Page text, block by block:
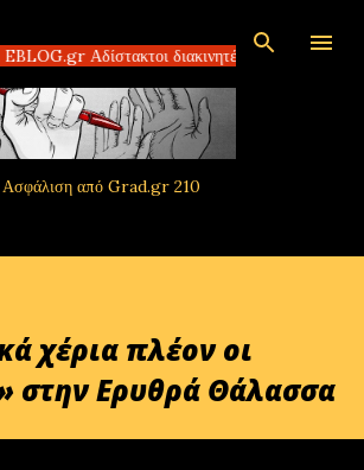
διακινητές στο Τομπρούκ της
Ασφάλιση από Grad.gr 210
χέρια πλέον οι
στην Ερυθρά Θάλασσα